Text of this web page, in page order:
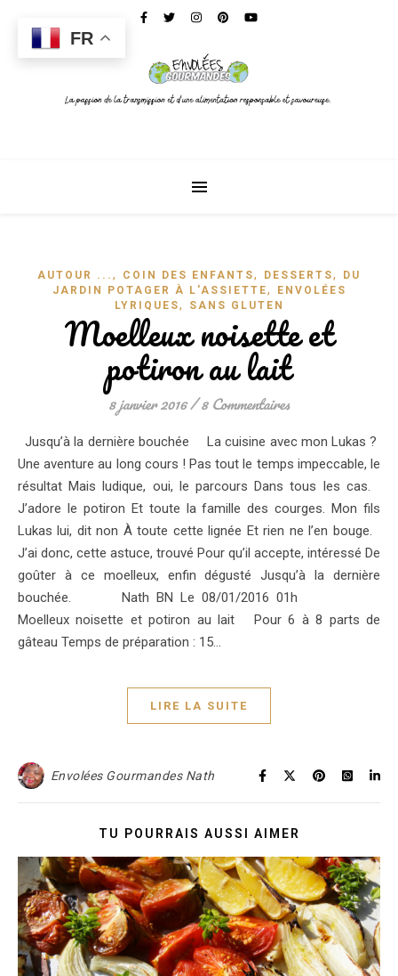
AUTOUR ... , COIN DES ENFANTS, DESSERTS,
DU
JARDIN POTAGER À L'ASSIETTE,
ENVOLÉES
LYRIQUES, SANS GLUTEN
Moelleux noisette et
potiron au lait
8 janvier 2016/8 Commentaires
Jusqu’à la dernière bouchée La cuisine avec mon Lukas ?
Une aventure au long cours ! Pas tout le temps impeccable, le
résultat Mais ludique, oui, le parcours Dans tous les cas.
J’adore le potiron Et toute la famille des courges. Mon fils
Lukas lui, dit non À toute cette lignée Et rien ne l’en bouge.
J’ai donc, cette astuce, trouvé Pour qu’il accepte, intéressé De
goûter à ce moelleux, enfin dégusté Jusqu’à la dernière
bouchée. Nath BN Le 08/01/2016 01h
Moelleux noisette et potiron au lait Pour 6 à 8 parts de
gâteau Temps de préparation : 15…
LIRE LA SUITE
Envolées Gourmandes Nath
TU POURRAIS AUSSI AIMER
FR